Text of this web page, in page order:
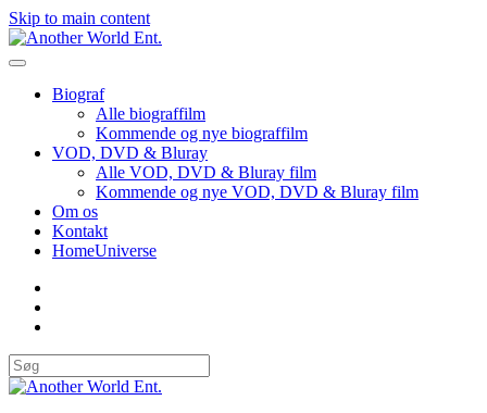
Skip to main content
Biograf
Alle biograffilm
Kommende og nye biograffilm
VOD, DVD & Bluray
Alle VOD, DVD & Bluray film
Kommende og nye VOD, DVD & Bluray film
Om os
Kontakt
HomeUniverse